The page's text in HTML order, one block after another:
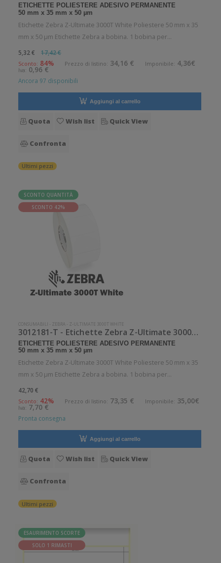
ETICHETTE POLIESTERE ADESIVO PERMANENTE
50 mm x 35 mm x 50 µm
Etichette Zebra Z-Ultimate 3000T White Poliestere 50 mm x 35
mm x 50 µm Etichette Zebra a bobina. 1 bobina per
confezione. 100 etichette per bobina. Etichette in poliestere
con adesivo permanente. Diametro interno: 25 mm. Diametro
esterno: 35 mm. T
5,32 € 17,42 €
Sconto: 84% Prezzo di listino: 34,16 € Imponibile: 4,36€
Iva: 0,96 €
Ancora 97 disponibili
Aggiungi al carrello
Quota Wish list Quick View
Confronta
Ultimi pezzi
SCONTO QUANTITÀ
SCONTO 42%
CONSUMABILI - ZEBRA - Z-ULTIMATE 3000T WHITE
3012181-T - Etichette Zebra Z-Ultimate 3000T White Poliestere
ETICHETTE POLIESTERE ADESIVO PERMANENTE
50 mm x 35 mm x 50 µm
Etichette Zebra Z-Ultimate 3000T White Poliestere 50 mm x 35
mm x 50 µm Etichette Zebra a bobina. 1 bobina per
confezione. 300 etichette per bobina. Etichette in poliestere
con adesivo permanente. Diametro interno: 25 mm. Diametro
esterno: 50 mm. T
42,70 €
Sconto: 42% Prezzo di listino: 73,35 € Imponibile: 35,00€
Iva: 7,70 €
Pronta consegna
Aggiungi al carrello
Quota Wish list Quick View
Confronta
Ultimi pezzi
ESAURIMENTO SCORTE
SOLO 1 RIMASTI